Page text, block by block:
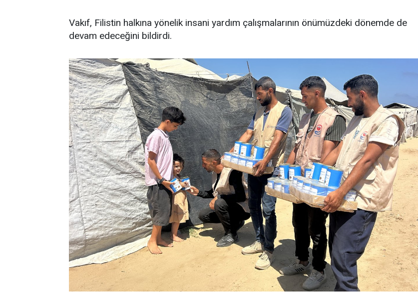
Vakıf, Filistin halkına yönelik insani yardım çalışmalarının önümüzdeki dönemde de
devam edeceğini bildirdi.